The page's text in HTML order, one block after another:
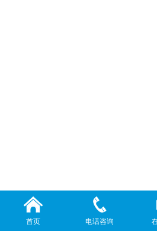
首页 电话咨询